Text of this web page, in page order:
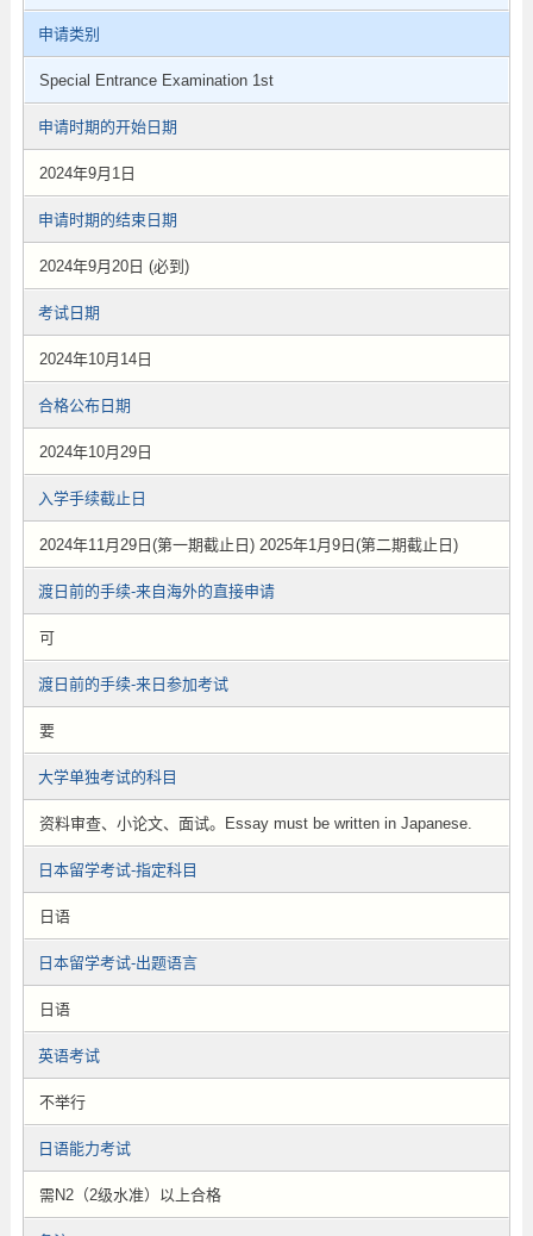
申请类别
Special Entrance Examination 1st
申请时期的开始日期
2024年9月1日
申请时期的结束日期
2024年9月20日 (必到)
考试日期
2024年10月14日
合格公布日期
2024年10月29日
入学手续截止日
2024年11月29日(第一期截止日) 2025年1月9日(第二期截止日)
渡日前的手续-来自海外的直接申请
可
渡日前的手续-来日参加考试
要
大学单独考试的科目
资料审查、小论文、面试。Essay must be written in Japanese.
日本留学考试-指定科目
日语
日本留学考试-出题语言
日语
英语考试
不举行
日语能力考试
需N2（2级水准）以上合格